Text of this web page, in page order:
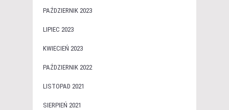
PAŹDZIERNIK 2023
LIPIEC 2023
KWIECIEŃ 2023
PAŹDZIERNIK 2022
LISTOPAD 2021
SIERPIEŃ 2021